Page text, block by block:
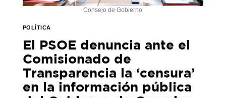
Consejo de Gobierno
POLÍTICA
El PSOE denuncia ante el
Comisionado de
Transparencia la ‘censura’
en la información pública